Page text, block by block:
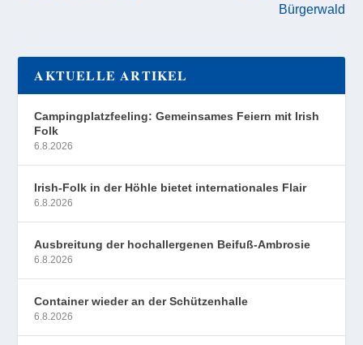
Bürgerwald
AKTUELLE ARTIKEL
Campingplatzfeeling: Gemeinsames Feiern mit Irish
Folk
6.8.2026
Irish-Folk in der Höhle bietet internationales Flair
6.8.2026
Ausbreitung der hochallergenen Beifuß-Ambrosie
6.8.2026
Container wieder an der Schützenhalle
6.8.2026